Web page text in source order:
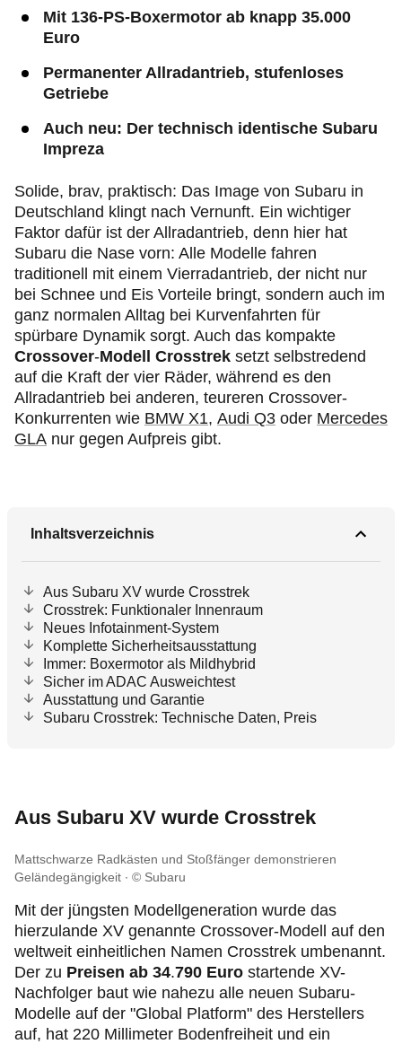
Mit 136-PS-Boxermotor ab knapp 35.000
Euro
Permanenter Allradantrieb, stufenloses
Getriebe
Auch neu: Der technisch identische Subaru
Impreza
Solide, brav, praktisch: Das Image von Subaru in
Deutschland klingt nach Vernunft. Ein wichtiger
Faktor dafür ist der Allradantrieb, denn hier hat
Subaru die Nase vorn: Alle Modelle fahren
traditionell mit einem Vierradantrieb, der nicht nur
bei Schnee und Eis Vorteile bringt, sondern auch im
ganz normalen Alltag bei Kurvenfahrten für
spürbare Dynamik sorgt. Auch das kompakte
Crossover-Modell Crosstrek setzt selbstredend
auf die Kraft der vier Räder, während es den
Allradantrieb bei anderen, teureren Crossover-
Konkurrenten wie BMW X1, Audi Q3 oder Mercedes
GLA nur gegen Aufpreis gibt.
Inhaltsverzeichnis
Aus Subaru XV wurde Crosstrek
Crosstrek: Funktionaler Innenraum
Neues Infotainment-System
Komplette Sicherheitsausstattung
Immer: Boxermotor als Mildhybrid
Sicher im ADAC Ausweichtest
Ausstattung und Garantie
Subaru Crosstrek: Technische Daten, Preis
Aus Subaru XV wurde Crosstrek
Mattschwarze Radkästen und Stoßfänger demonstrieren
Geländegängigkeit
© Subaru
Mit der jüngsten Modellgeneration wurde das
hierzulande XV genannte Crossover-Modell auf den
weltweit einheitlichen Namen Crosstrek umbenannt.
Der zu Preisen ab 34.790 Euro startende XV-
Nachfolger baut wie nahezu alle neuen Subaru-
Modelle auf der "Global Platform" des Herstellers
auf, hat 220 Millimeter Bodenfreiheit und ein